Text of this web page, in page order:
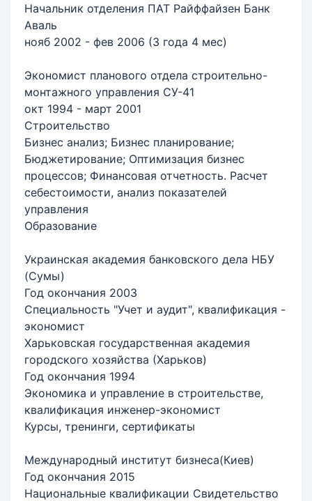
Начальник отделения ПАТ Райффайзен Банк
Аваль
нояб 2002 - фев 2006 (3 года 4 мес)
Экономист планового отдела строительно-
монтажного управления СУ-41
окт 1994 - март 2001
Строительство
Бизнес анализ; Бизнес планирование;
Бюджетирование; Оптимизация бизнес
процессов; Финансовая отчетность. Расчет
себестоимости, анализ показателей
управления
Образование
Украинская академия банковского дела НБУ
(Сумы)
Год окончания 2003
Специальность "Учет и аудит", квалификация -
экономист
Харьковская государственная академия
городского хозяйства (Харьков)
Год окончания 1994
Экономика и управление в строительстве,
квалификация инженер-экономист
Курсы, тренинги, сертификаты
Международный институт бизнеса(Киев)
Год окончания 2015
Национальные квалификации Свидетельство